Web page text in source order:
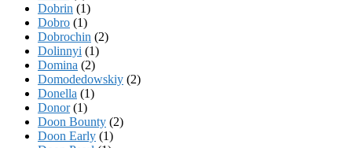
Dobrin (1)
Dobro (1)
Dobrochin (2)
Dolinnyi (1)
Domina (2)
Domodedowskiy (2)
Donella (1)
Donor(1)
Doon Bounty (2)
Doon Early (1)